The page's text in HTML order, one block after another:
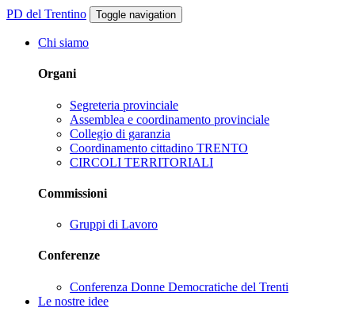
PD del Trentino Toggle navigation
Chi siamo
Organi
Segreteria provinciale
Assemblea e coordinamento provinciale
Collegio di garanzia
Coordinamento cittadino TRENTO
CIRCOLI TERRITORIALI
Commissioni
Gruppi di Lavoro
Conferenze
Conferenza Donne Democratiche del Trenti
Le nostre idee